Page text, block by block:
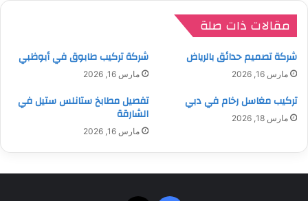
مقالات ذات صلة
شركة تصميم حدائق بالرياض
مارس 16, 2026
شركة تركيب طابوق في أبوظبي
مارس 16, 2026
تركيب مغاسل رخام في دبي
مارس 18, 2026
تفصيل مطابخ ستانلس ستيل في
الشارقة
مارس 16, 2026